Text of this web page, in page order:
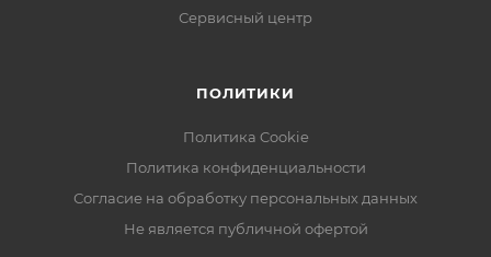
Сервисный центр
ПОЛИТИКИ
Политика Cookie
Политика конфиденциальности
Согласие на обработку персональных данных
Не является публичной офертой